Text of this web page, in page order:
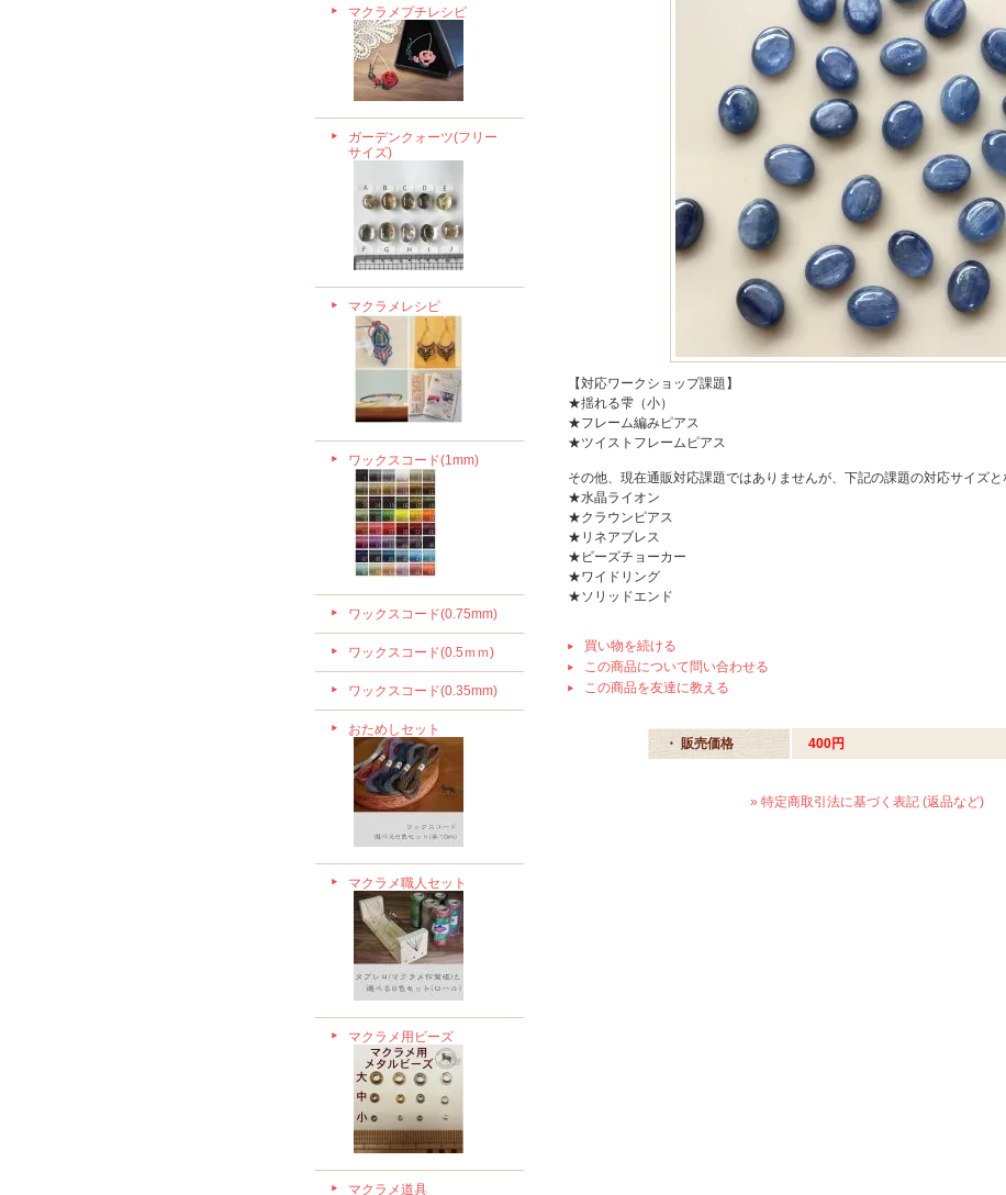
マクラメプチレシピ
ガーデンクォーツ(フリー
サイズ)
マクラメレシピ
ワックスコード(1mm)
ワックスコード(0.75mm)
ワックスコード(0.5ｍｍ)
ワックスコード(0.35mm)
おためしセット
マクラメ職人セット
マクラメ用ビーズ
マクラメ道具
【対応ワークショップ課題】
★揺れる雫（小）
★フレーム編みピアス
★ツイストフレームピアス
その他、現在通販対応課題ではありませんが、下記の課題の対応サイズと
★水晶ライオン
★クラウンピアス
★リネアブレス
★ビーズチョーカー
★ワイドリング
★ソリッドエンド
買い物を続ける
この商品について問い合わせる
この商品を友達に教える
・ 販売価格 400円
» 特定商取引法に基づく表記 (返品など)